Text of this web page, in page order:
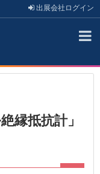
出展会社 ログイン
縁抵抗計」